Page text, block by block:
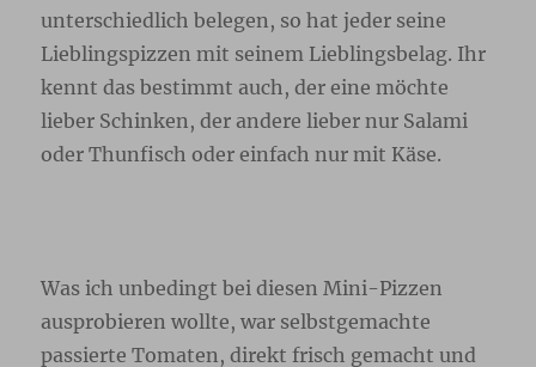
unterschiedlich belegen, so hat jeder seine
Lieblingspizzen mit seinem Lieblingsbelag. Ihr
kennt das bestimmt auch, der eine möchte
lieber Schinken, der andere lieber nur Salami
oder Thunfisch oder einfach nur mit Käse.
Was ich unbedingt bei diesen Mini-Pizzen
ausprobieren wollte, war selbstgemachte
passierte Tomaten, direkt frisch gemacht und